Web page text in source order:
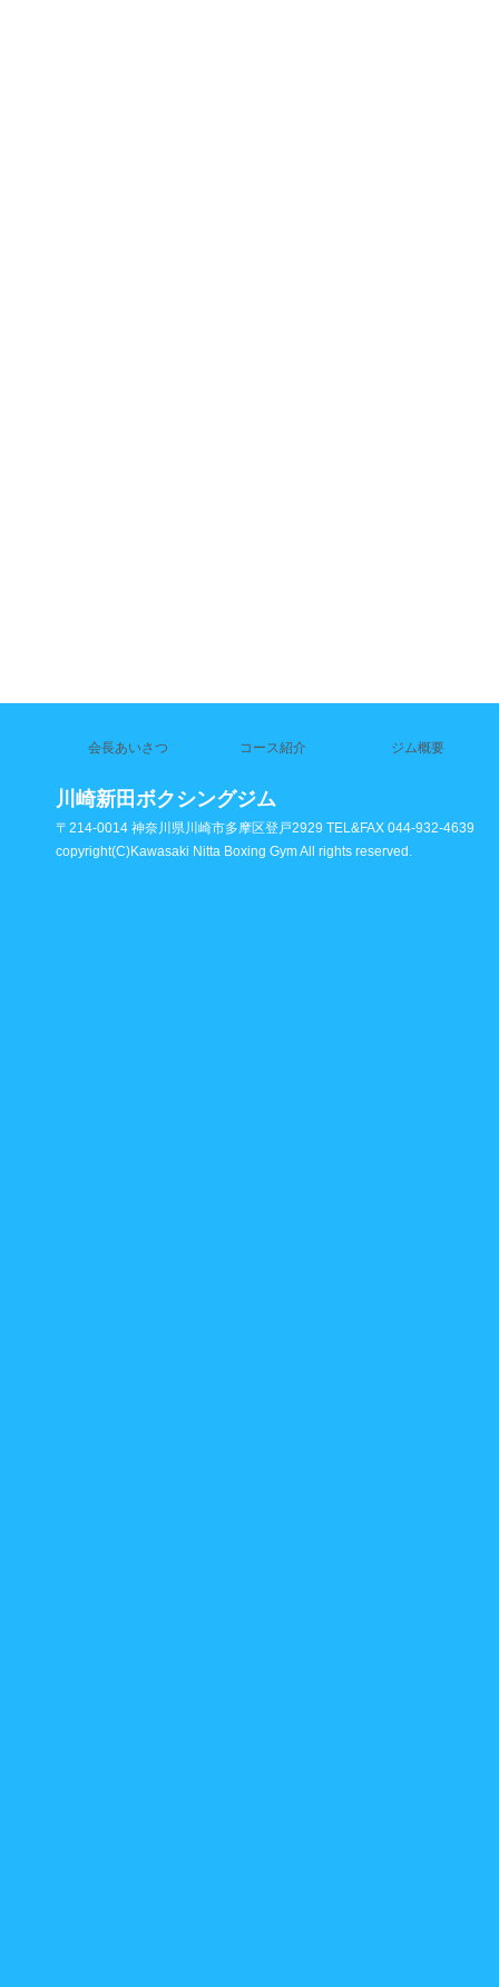
会長あいさつ コース紹介 ジム概要
川崎新田ボクシングジム
〒214-0014 神奈川県川崎市多摩区登戸2929 TEL&FAX 044-932-4639
copyright(C)Kawasaki Nitta Boxing Gym All rights reserved.